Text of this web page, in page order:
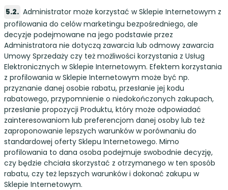
Administrator może korzystać w Sklepie Internetowym z
profilowania do celów marketingu bezpośredniego, ale
decyzje podejmowane na jego podstawie przez
Administratora nie dotyczą zawarcia lub odmowy zawarcia
Umowy Sprzedaży czy też możliwości korzystania z Usług
Elektronicznych w Sklepie Internetowym. Efektem korzystania
z profilowania w Sklepie Internetowym może być np.
przyznanie danej osobie rabatu, przesłanie jej kodu
rabatowego, przypomnienie o niedokończonych zakupach,
przesłanie propozycji Produktu, który może odpowiadać
zainteresowaniom lub preferencjom danej osoby lub też
zaproponowanie lepszych warunków w porównaniu do
standardowej oferty Sklepu Internetowego. Mimo
profilowania to dana osoba podejmuje swobodnie decyzję,
czy będzie chciała skorzystać z otrzymanego w ten sposób
rabatu, czy też lepszych warunków i dokonać zakupu w
Sklepie Internetowym.